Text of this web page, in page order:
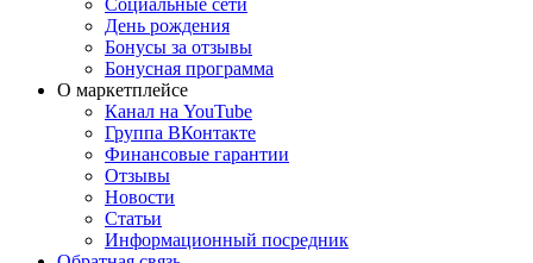
Социальные сети
День рождения
Бонусы за отзывы
Бонусная программа
О маркетплейсе
Канал на YouTube
Группа ВКонтакте
Финансовые гарантии
Отзывы
Новости
Статьи
Информационный посредник